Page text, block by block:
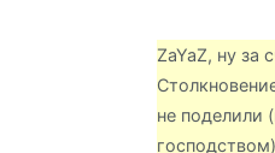
ZaYaZ, ну за
не поделили